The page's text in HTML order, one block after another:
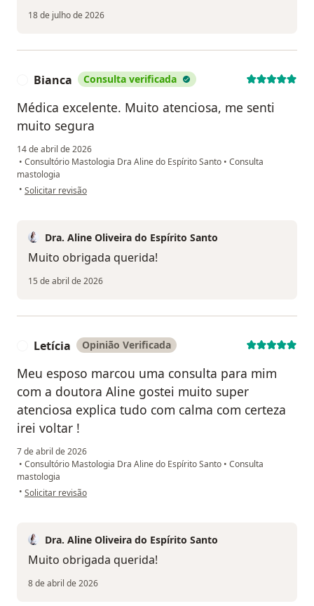
18 de julho de 2026
Bianca Consulta verificada
Médica excelente. Muito atenciosa, me senti
muito segura
14 de abril de 2026
• Consultório Mastologia Dra Aline do Espírito Santo • Consulta
mastologia
• na opinião do utilizador Bianca
Solicitar revisão
Dra. Aline Oliveira do Espírito Santo
Muito obrigada querida!
15 de abril de 2026
Letícia Opinião Verificada
Meu esposo marcou uma consulta para mim
com a doutora Aline gostei muito super
atenciosa explica tudo com calma com certeza
irei voltar !
7 de abril de 2026
• Consultório Mastologia Dra Aline do Espírito Santo • Consulta
mastologia
• na opinião do utilizador Letícia
Solicitar revisão
Dra. Aline Oliveira do Espírito Santo
Muito obrigada querida!
8 de abril de 2026